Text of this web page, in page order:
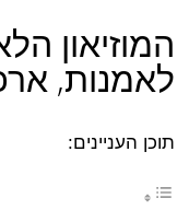
המוזיאון
לאמנות,
תוכן העניינים: